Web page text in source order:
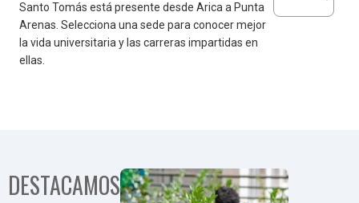
Santo Tomás está presente desde Arica a Punta
Arenas. Selecciona una sede para conocer mejor
la vida universitaria y las carreras impartidas en
ellas.
DESTACAMOS